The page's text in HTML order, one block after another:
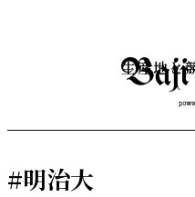
生産地と
#明治大